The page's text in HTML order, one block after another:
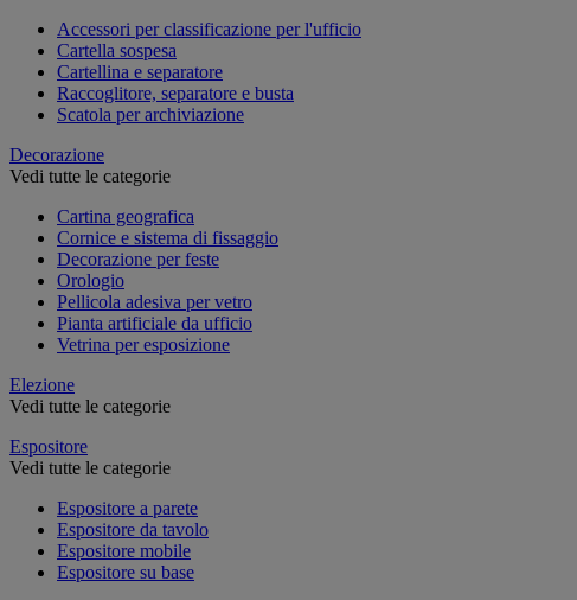
Accessori per classificazione per l'ufficio
Cartella sospesa
Cartellina e separatore
Raccoglitore, separatore e busta
Scatola per archiviazione
Decorazione
Vedi tutte le categorie
Cartina geografica
Cornice e sistema di fissaggio
Decorazione per feste
Orologio
Pellicola adesiva per vetro
Pianta artificiale da ufficio
Vetrina per esposizione
Elezione
Vedi tutte le categorie
Espositore
Vedi tutte le categorie
Espositore a parete
Espositore da tavolo
Espositore mobile
Espositore su base